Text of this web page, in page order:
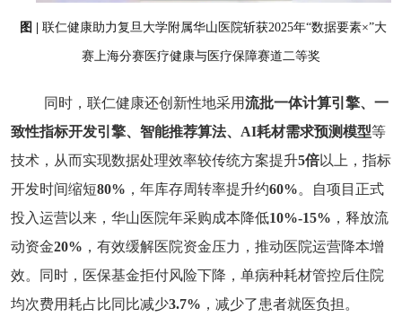
图 联仁健康助力复旦大学附属华山医院斩获2025年“数据要素×”大
赛上海分赛医疗健康与医疗保障赛道二等奖
同时，联仁健康还创新性地采用流批一体计算引擎、一
致性指标开发引擎、智能推荐算法、AI耗材需求预测模型等
技术，从而实现数据处理效率较传统方案提升5倍以上，指标
开发时间缩短80% ，年库存周转率提升约60%。自项目正式
投入运营以来，华山医院年采购成本降低10%-15% ，释放流
动资金20% ，有效缓解医院资金压力，推动医院运营降本增
效。同时，医保基金拒付风险下降，单病种耗材管控后住院
均次费用耗占比同比减少3.7% ，减少了患者就医负担。